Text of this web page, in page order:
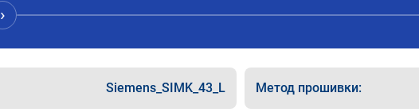
Главное!!!! Машина стала ракетой
поехало, ничего теперь не мешает
двигаться в оживленном городе,
›
Siemens_SIMK_43_L Метод прошивки: